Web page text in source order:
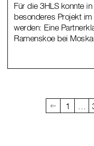
Für die 3HLS konnte
besonderes Projekt
werden: Eine
Ramenskoe bei
1